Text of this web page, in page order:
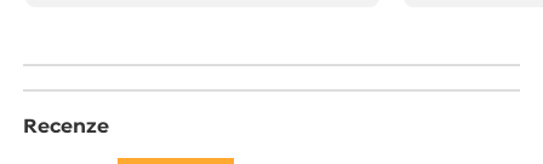
Recenze